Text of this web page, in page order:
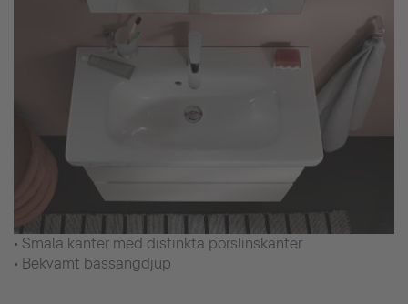
• Smala kanter med distinkta porslinskanter
• Bekvämt bassängdjup